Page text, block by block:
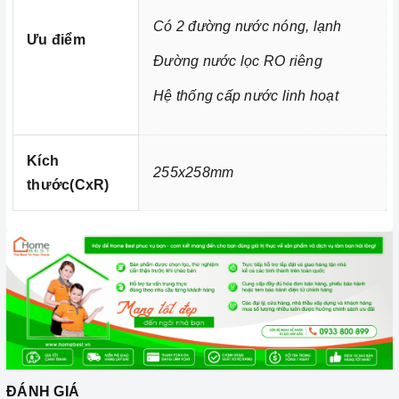
Ảnh minh họa
2. Các chức năng, hệ thống trênVòi nước lõi đồng Argo G-
2466
Ưu điểm
Có 2 đường nước nóng, lạnh
Đường nước lọc RO riêng
Hệ thống cấp nước linh hoạt
Kích
thước(CxR)
255x258mm
ĐÁNH GIÁ